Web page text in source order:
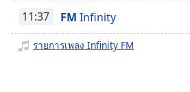
descriptions
off,
selected
11:37 FM Infinity
รายการเพลง Infinity FM